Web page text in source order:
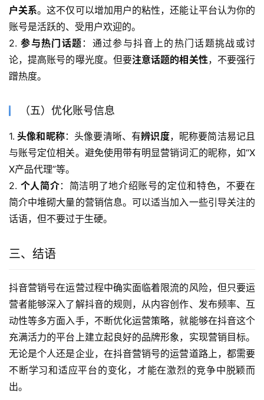
户关系。这不仅可以增加用户的粘性，还能让平台认为你的
账号是活跃的、受用户欢迎的。
2. 参与热门话题 ：通过参与抖音上的热门话题挑战或讨
论，提高账号的曝光度。但要注意话题的相关性，不要强行
蹭热度。
（五）优化账号信息
1. 头像和昵称：头像要清晰、有辨识度，昵称要简洁易记且
与账号定位相关。避免使用带有明显营销词汇的昵称，如“X
X产品代理”等。
2. 个人简介：简洁明了地介绍账号的定位和特色，不要在
简介中堆砌大量的营销信息。可以适当加入一些引导关注的
话语，但不要过于生硬。
三、结语
抖音营销号在运营过程中确实面临着限流的风险，但只要运
营者能够深入了解抖音的规则，从内容创作、发布频率、互
动性等多方面入手，不断优化运营策略，就能够在抖音这个
充满活力的平台上建立起良好的品牌形象，实现营销目标。
无论是个人还是企业，在抖音营销号的运营道路上，都需要
不断学习和适应平台的变化，才能在激烈的竞争中脱颖而
出。